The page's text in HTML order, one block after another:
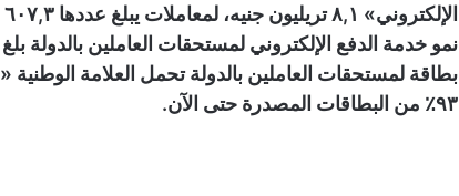
٩٣٪؜ من البطاقات المصدرة حتى الآن.